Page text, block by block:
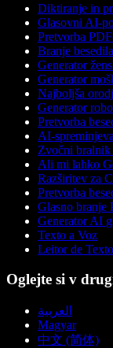
Diktiranje in
Glasovni AI-
Pretvorba
Branje
Generator
Generator
Najboljša
Generator
Pretvorba
AI-
Zvočni
Ali mi lahko
Razširitev za
Pretvorba
Glasno branje
Generator AI
Texto a Voz
Leitor de Texto
Oglejte si v
العربية
Magyar
中文 (简体)